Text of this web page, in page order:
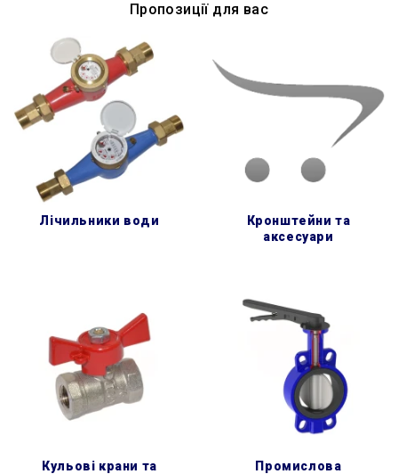
Пропозиції для вас
лічильники води
кронштейни та
аксесуари
кульові крани та
промислова